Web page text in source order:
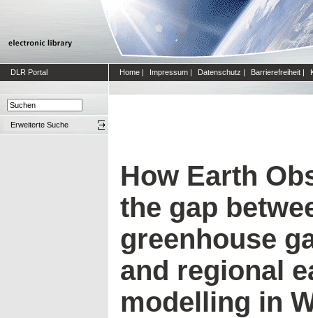
DLR Portal Home | Impressum | Datenschutz | Barrierefreiheit |
Erweiterte Suche
How Earth
the gap
greenhouse
and regional
modelling in